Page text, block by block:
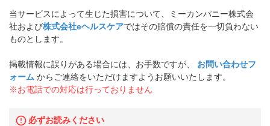
当サービスによって生じた損害について、ミーカンパニー株式会
社および株式会社eヘルスケアではその賠償の責任を一切負わない
ものとします。
掲載情報に誤りがある場合には、お手数ですが、
お問い合わせフ
ォーム からご連絡をいただけますようお願いいたします。
※お電話での対応は行っておりません
必ずお読みください